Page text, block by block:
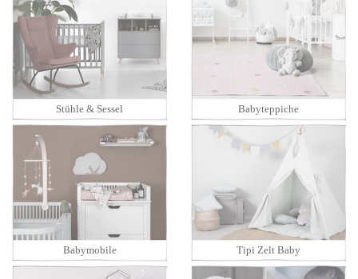
Stühle & Sessel Babyteppiche
Babymobile Tipi Zelt Baby